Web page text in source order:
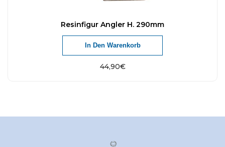
Resinfigur Angler H. 290mm
44,90€
In Den Warenkorb